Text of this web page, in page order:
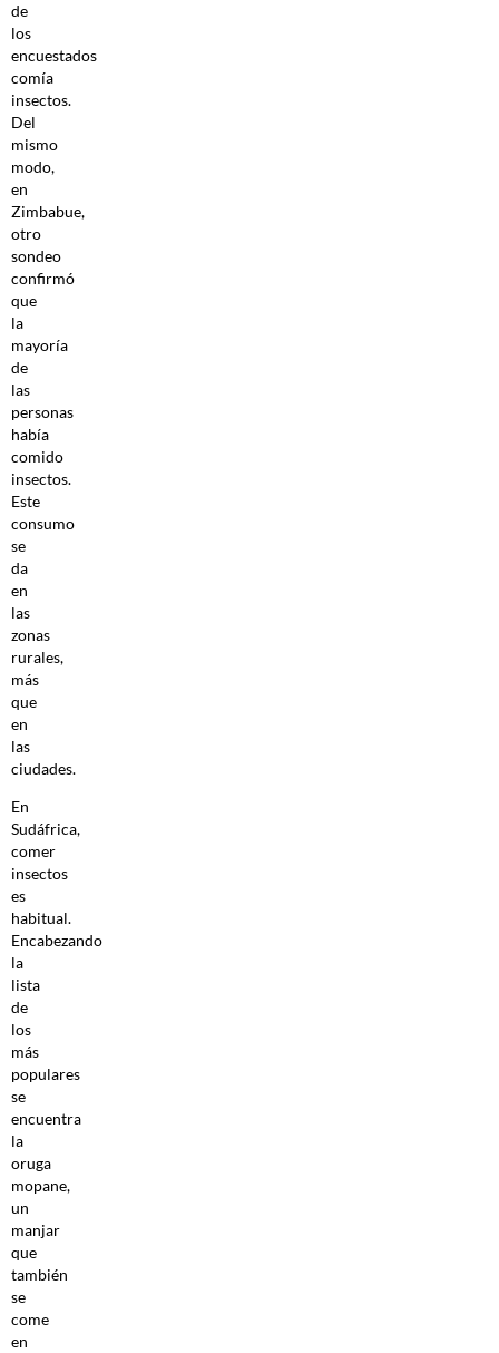
de
los
encuestados
comía
insectos.
Del
mismo
modo,
en
Zimbabue,
otro
sondeo
confirmó
que
la
mayoría
de
las
personas
había
comido
insectos.
Este
consumo
se
da
en
las
zonas
rurales,
más
que
en
las
ciudades.
En
Sudáfrica,
comer
insectos
es
habitual.
Encabezando
la
lista
de
los
más
populares
se
encuentra
la
oruga
mopane,
un
manjar
que
también
se
come
en